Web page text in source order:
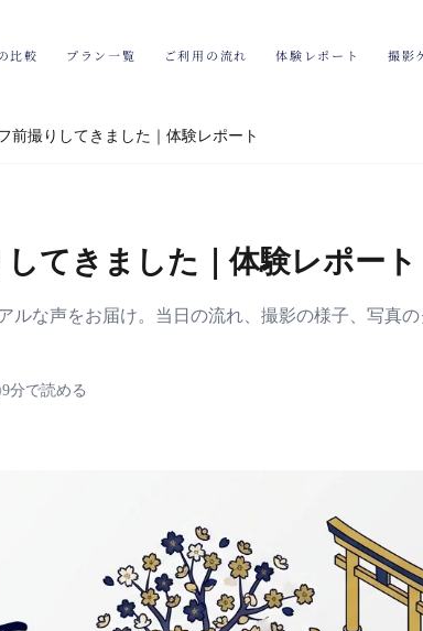
比較 プラン一覧 ご利用の流れ 体験レポート 撮影
前撮りしてきました｜体験レポート
てきました｜体験レポート
な声をお届け。当日の流れ、撮影の様子、写真
9分で読める